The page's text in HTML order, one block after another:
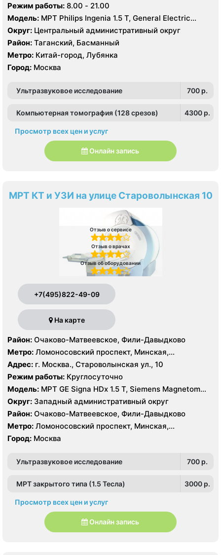
Режим работы: 8.00 - 21.00
Модель: МРТ Philips Ingenia 1.5 Т, General Electric
Healthcare 3.0 Т, КТ Philips Ingeniuty 64 среза, GE
Revolution evo 128 срезов, УЗИ Philips iE33 X-matrix
Округ: Центральный административный округ
Район: Таганский, Басманный
Метро: Китай-город, Лубянка
Город: Москва
Ультразвуковое исследование 700 p.
Компьютерная томография (128 срезов) 4300 p.
Просмотр всех цен и услуг
Онлайн запись
МРТ КТ и УЗИ на улице Староволынская 10
Отзыв о сервисе
Отзыв о врачах
Отзыв об оборудовании
+7(495)822-49-09
На карте
Район: Очаково-Матвеевское, Фили-Давыдково
Метро: Ломоносовский проспект, Минская,
Славянский бульвар
Адрес: г. Москва., Староволынская ул., 10
Режим работы: Круглосуточно
Модель: МРТ GE Signa HDx 1.5 T, Siemens Magnetom
Harmony 1.0 Т, КТ GE Healthcare Optima CT660 64
среза, GE Healthcare BrightSpeed 16 срезов, УЗИ
Hitachi Hi Vision Preirus, GE Voluson E8
Округ: Западный административный округ
Район: Очаково-Матвеевское, Фили-Давыдково
Метро: Ломоносовский проспект, Минская,
Славянский бульвар
Город: Москва
Ультразвуковое исследование 700 p.
МРТ закрытого типа (1.5 Тесла) 3000 p.
Просмотр всех цен и услуг
Онлайн запись